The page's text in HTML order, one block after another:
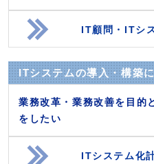
IT顧問・ITシ
ITシステムの導入・構築
業務改革・業務改善を目的
をしたい
ITシステム化